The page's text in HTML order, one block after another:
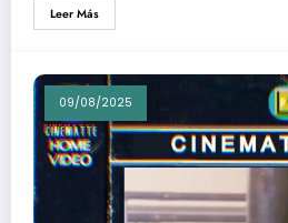
Leer Más
09/08/2025